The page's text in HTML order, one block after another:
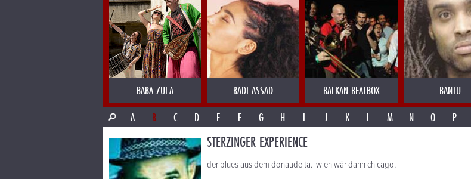
BABA ZULA BADI ASSAD BALKAN BEATBOX BANTU
A
B C D E F G H I J K L M N O P
STERZINGER EXPERIENCE
der blues aus dem donaudelta. wien wär dann chicago.